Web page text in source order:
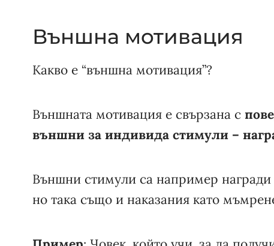
Външна мотивация
Какво е “външна мотивация”?
Външната мотивация е свързана с
външни за индивида стимули –
Външни стимули са например награди
но така също и наказания като